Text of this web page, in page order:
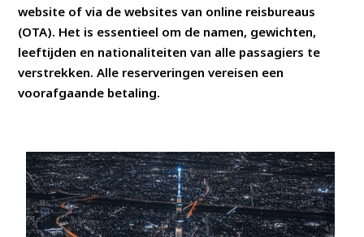
website of via de websites van online reisbureaus
(OTA). Het is essentieel om de namen, gewichten,
leeftijden en nationaliteiten van alle passagiers te
verstrekken. Alle reserveringen vereisen een
voorafgaande betaling.